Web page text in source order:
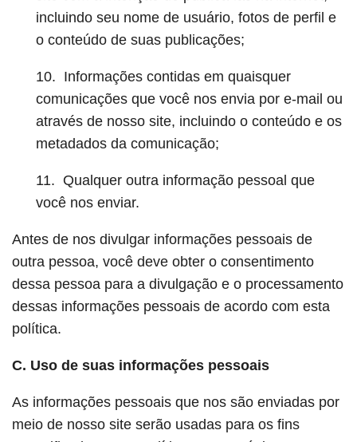
incluindo seu nome de usuário, fotos de perfil e
o conteúdo de suas publicações;
10. Informações contidas em quaisquer
comunicações que você nos envia por e-mail ou
através de nosso site, incluindo o conteúdo e os
metadados da comunicação;
11. Qualquer outra informação pessoal que
você nos enviar.
Antes de nos divulgar informações pessoais de
outra pessoa, você deve obter o consentimento
dessa pessoa para a divulgação e o processamento
dessas informações pessoais de acordo com esta
política.
C. Uso de suas informações pessoais
As informações pessoais que nos são enviadas por
meio de nosso site serão usadas para os fins